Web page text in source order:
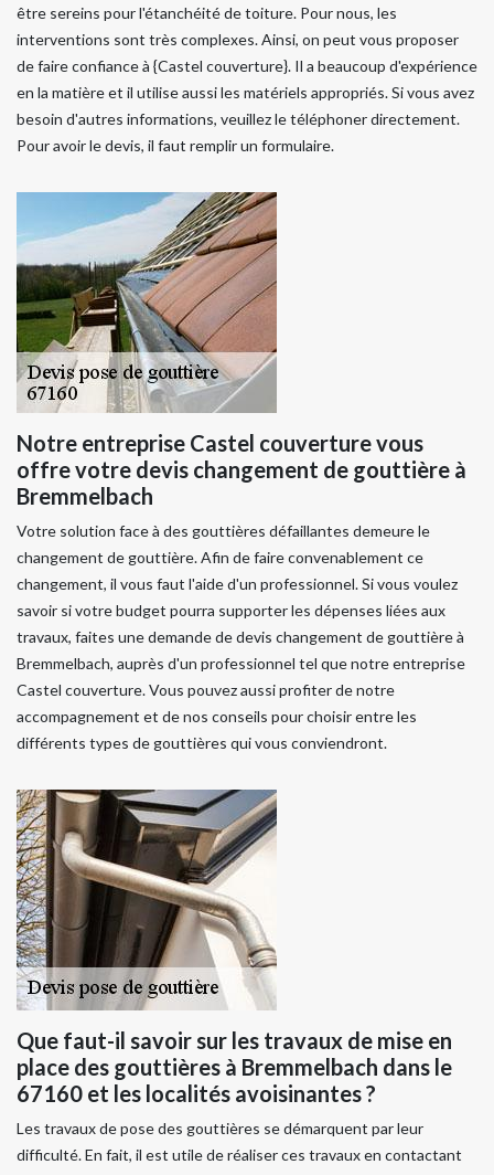
être sereins pour l'étanchéité de toiture. Pour nous, les
interventions sont très complexes. Ainsi, on peut vous proposer
de faire confiance à {Castel couverture}. Il a beaucoup d'expérience
en la matière et il utilise aussi les matériels appropriés. Si vous avez
besoin d'autres informations, veuillez le téléphoner directement.
Pour avoir le devis, il faut remplir un formulaire.
Notre entreprise Castel couverture vous
offre votre devis changement de gouttière à
Bremmelbach
Votre solution face à des gouttières défaillantes demeure le
changement de gouttière. Afin de faire convenablement ce
changement, il vous faut l'aide d'un professionnel. Si vous voulez
savoir si votre budget pourra supporter les dépenses liées aux
travaux, faites une demande de devis changement de gouttière à
Bremmelbach, auprès d'un professionnel tel que notre entreprise
Castel couverture. Vous pouvez aussi profiter de notre
accompagnement et de nos conseils pour choisir entre les
différents types de gouttières qui vous conviendront.
Que faut-il savoir sur les travaux de mise en
place des gouttières à Bremmelbach dans le
67160 et les localités avoisinantes ?
Les travaux de pose des gouttières se démarquent par leur
difficulté. En fait, il est utile de réaliser ces travaux en contactant